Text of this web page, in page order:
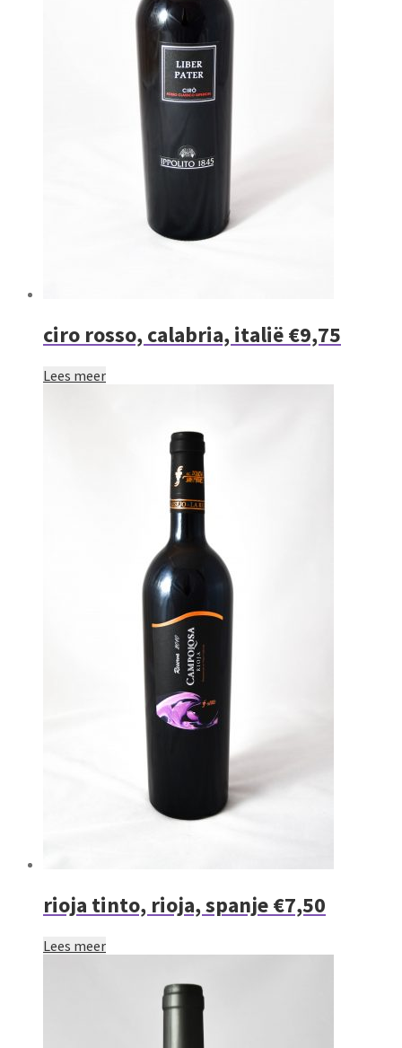
ciro rosso, calabria, italië €9,75
Lees meer
rioja tinto, rioja, spanje €7,50
Lees meer